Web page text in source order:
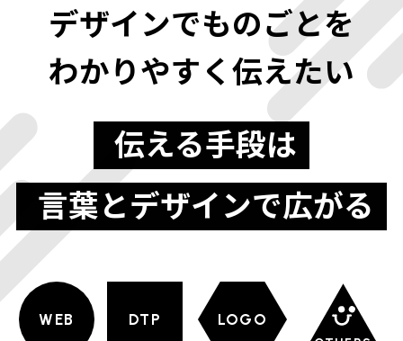
デザインでものごとを
わかりやすく伝えたい
伝える手段は
言葉とデザインで広がる
WEB DTP LOGO